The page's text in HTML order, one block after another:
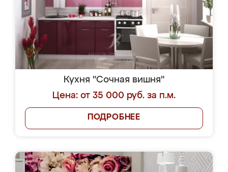
Кухня "Сочная вишня"
Цена: от 35 000 руб. за п.м.
ПОДРОБНЕЕ